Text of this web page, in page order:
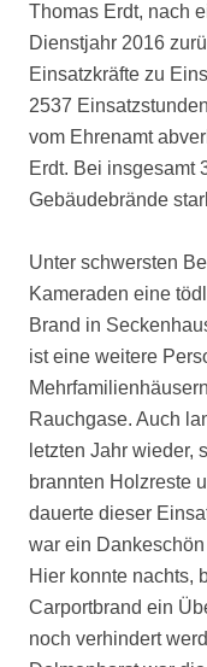
Thomas Erdt, nach
Dienstjahr 2016
Einsatzkräfte zu
2537
vom Ehrenamt
Erdt. Bei insgesamt
Gebäudebrände
Unter schwersten
Kameraden eine
Brand in
ist eine weitere
Rauchgase. Auch
letzten Jahr wieder,
brannten Holzreste
dauerte dieser
war ein
Hier konnte nachts,
Carportbrand ein
noch verhindert